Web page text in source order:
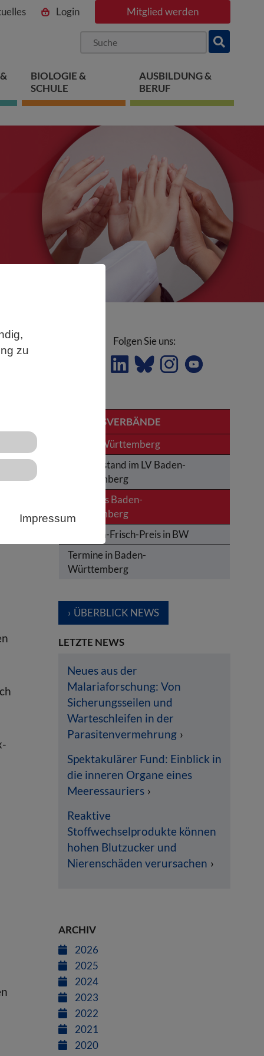
zu
Impressum
Login Mitglied werden
BIOLOGIE &
SCHULE
AUSBILDUNG &
BERUF
Folgen Sie uns:
LANDESVERBÄNDE
Baden-Württemberg
Der Vorstand im LV Baden-
Württemberg
News aus Baden-
Württemberg
Karl-von-Frisch-Preis in BW
Termine in Baden-
Württemberg
ÜBERBLICK NEWS
LETZTE NEWS
Neues aus der
Malariaforschung: Von
Sicherungsseilen und
Warteschleifen in der
Parasitenvermehrung
Spektakulärer Fund: Einblick in
die inneren Organe eines
Meeressauriers
Reaktive
Stoffwechselprodukte können
hohen Blutzucker und
Nierenschäden verursachen
ARCHIV
2026
2025
2024
2023
2022
2021
2020